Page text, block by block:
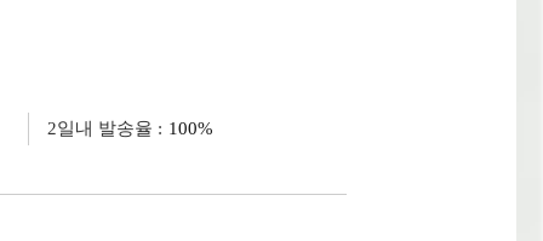
2일내 발송율 : 100%